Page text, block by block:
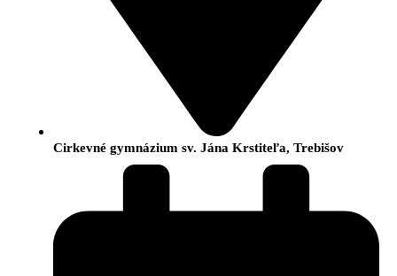
Cirkevné gymnázium sv. Jána Krstiteľa, Trebišov